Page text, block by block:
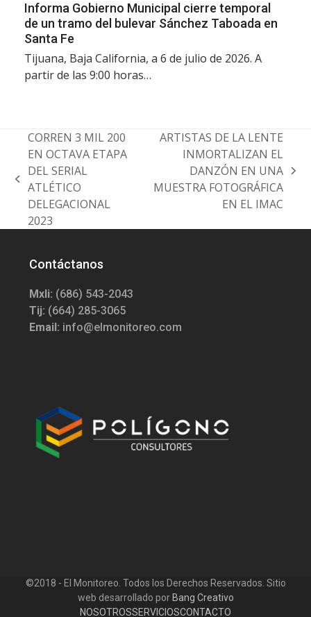
Informa Gobierno Municipal cierre temporal
de un tramo del bulevar Sánchez Taboada en
Santa Fe
Tijuana, Baja California, a 6 de julio de 2026. A
partir de las 9:00 horas…
previous
post:
CORREN 3 MIL 200
EN OCTAVA ETAPA
DEL SERIAL
ATLÉTICO
DELEGACIONAL
2023
post:
ARTISTAS DE LA LENTE
INMORTALIZAN EL
DANZÓN EN UNA
MUESTRA FOTOGRÁFICA
EN EL IMAC
Contáctanos
Mxli: (686) 543-2043
Tij: (664) 285-3065
Email: info@elmonitoreo.com
©2018 - El Monitoreo. Todos los Derechos Reservados. Sitio
web desarrollado por Bang Creativo
NOSOTROSSERVICIOSCONTACTO